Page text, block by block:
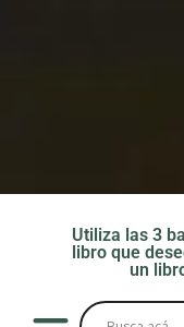
Utiliza las 3
libro que
un